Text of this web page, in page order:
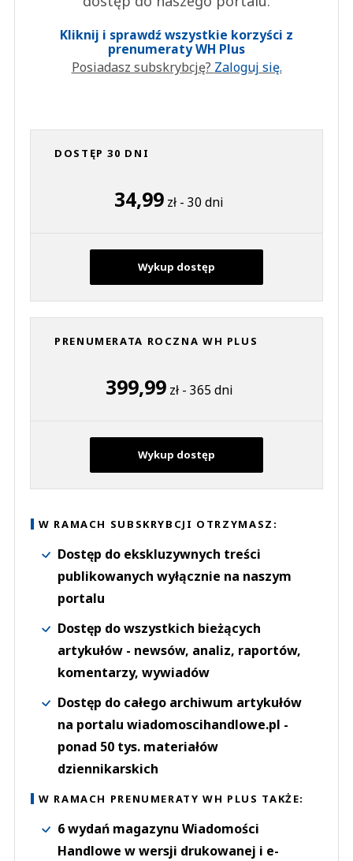
Kliknij i sprawdź wszystkie korzyści z
prenumeraty WH Plus
Posiadasz subskrybcję? Zaloguj się.
DOSTĘP 30 DNI
34,99 zł - 30 dni
Wykup dostęp
PRENUMERATA ROCZNA WH PLUS
399,99zł - 365 dni
Wykup dostęp
W RAMACH SUBSKRYBCJI OTRZYMASZ:
Dostęp do ekskluzywnych treści
publikowanych wyłącznie na naszym
portalu
Dostęp do wszystkich bieżących
artykułów - newsów, analiz, raportów,
komentarzy, wywiadów
Dostęp do całego archiwum artykułów
na portalu wiadomoscihandlowe.pl -
ponad 50 tys. materiałów
dziennikarskich
W RAMACH PRENUMERATY WH PLUS TAKŻE:
6 wydań magazynu Wiadomości
Handlowe w wersji drukowanej i e-